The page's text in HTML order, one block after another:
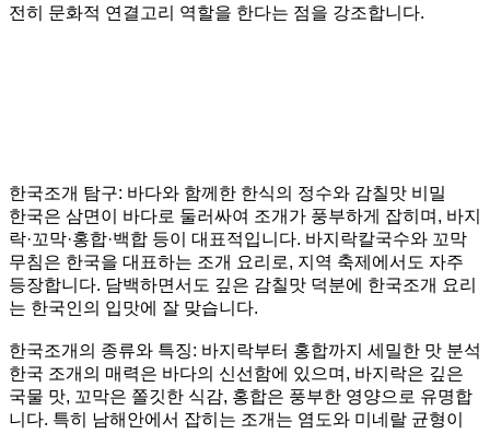
전히 문화적 연결고리 역할을 한다는 점을 강조합니다.
한국조개 탐구: 바다와 함께한 한식의 정수와 감칠맛 비밀
한국은 삼면이 바다로 둘러싸여 조개가 풍부하게 잡히며, 바지
락·꼬막·홍합·백합 등이 대표적입니다. 바지락칼국수와 꼬막
무침은 한국을 대표하는 조개 요리로, 지역 축제에서도 자주
등장합니다. 담백하면서도 깊은 감칠맛 덕분에 한국조개 요리
는 한국인의 입맛에 잘 맞습니다.
한국조개의 종류와 특징: 바지락부터 홍합까지 세밀한 맛 분석
한국 조개의 매력은 바다의 신선함에 있으며, 바지락은 깊은
국물 맛, 꼬막은 쫄깃한 식감, 홍합은 풍부한 영양으로 유명합
니다. 특히 남해안에서 잡히는 조개는 염도와 미네랄 균형이